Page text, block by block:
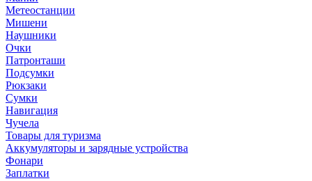
Метеостанции
Мишени
Наушники
Очки
Патронташи
Подсумки
Рюкзаки
Сумки
Навигация
Чучела
Товары для туризма
Аккумуляторы и зарядные устройства
Фонари
Заплатки